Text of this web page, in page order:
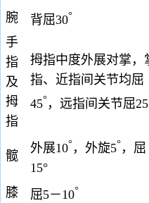
腕
背屈30°
手
指
及
拇
指
拇指中度外展对掌，
指、近指间关节均屈
45°，远指间关节屈
髋
外展10°，外旋5°，屈
15°
膝
屈5－10°